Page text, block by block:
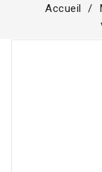
Accueil